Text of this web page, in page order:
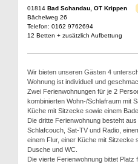
01814 Bad Schandau, OT Krippen
Bächelweg 26
Telefon: 0162 9762694
12 Betten + zusätzlich Aufbettung
Wir bieten unseren Gästen 4
Wohnung ist individuell und
Zwei Ferienwohnungen für je 2
kombinierten Wohn-/Schlafraum mit
Küche mit Sitzecke sowie einem
Die dritte Ferienwohnung besteht
Schlafcouch, Sat-TV und Radio,
einem Flur, einer Küche mit Sitzecke
Dusche und WC.
Die vierte Ferienwohnung bittet